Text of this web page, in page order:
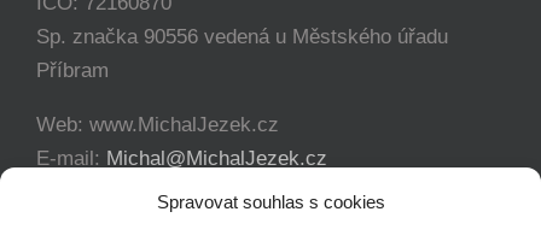
Spravovat souhlas s cookies
Sp. značka 90556 vedená u Městského úřadu
Příbram
Web: www.MichalJezek.cz
E-mail: Michal@MichalJezek.cz
+420 777 346 649